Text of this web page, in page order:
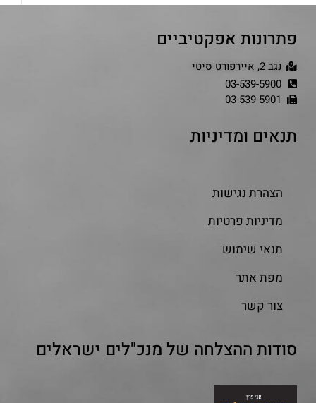
פתרונות אפקטיביים
נגב 2, איירפורט סיטי
03-539-5900
03-539-5901
תנאים ומדיניות
הצהרת נגישות
מדיניות פרטיות
תנאי שימוש
מפת אתר
צור קשר
סודות ההצלחה של מנכ"לים ישראלים